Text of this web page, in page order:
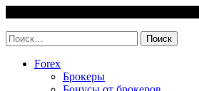
content
Найти:
Forex
Брокеры